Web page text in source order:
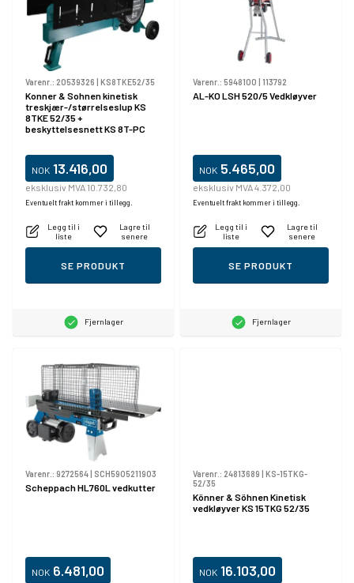
Varenr.: 20539326 | KS8TKE52/35
Konner & Sohnen kinetisk
treskjær-/størrelseslup KS
8TKE 52/35 +
beskyttelsesnett KS 8T-PC
NOK 13.416,00
eksklusiv MVA 10.732,80
Eventuelt frakt kommer i tillegg.
Legg til i
liste
Lagre til
senere
SE PRODUKT
Fjernlager
Varenr.: 5948100 | 113792
AL-KO LSH 520/5 Vedkløyver
NOK 5.465,00
eksklusiv MVA 4.372,00
Eventuelt frakt kommer i tillegg.
Legg til i
liste
Lagre til
senere
SE PRODUKT
Fjernlager
Varenr.: 9272564 SCH5905211903
Scheppach HL760L vedkutter
NOK 6.481,00
Varenr.: 24813689
KS-15TKG-
52/35
Könner & Söhnen Kinetisk
vedkløyver KS 15TKG 52/35
NOK 16.103,00